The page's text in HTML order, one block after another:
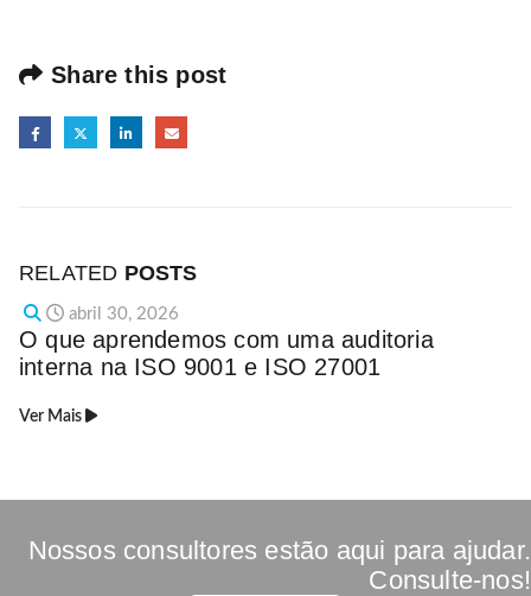
Share this post
RELATED POSTS
abril 30, 2026
O que aprendemos com uma auditoria
interna na ISO 9001 e ISO 27001
Ver Mais
Nossos consultores estão aqui para ajudar.
Consulte-nos!